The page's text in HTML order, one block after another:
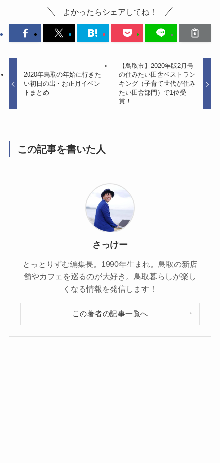
よかったらシェアしてね！
2020年鳥取の年始に行きた
い初日の出・お正月イベン
トまとめ
【鳥取市】2020年版2月号
の住みたい田舎ベストラン
キング（子育て世代が住み
たい田舎部門）で1位受
賞！
この記事を書いた人
さっけー
とっとりずむ編集長。1990年生まれ。鳥取の新店
舗やカフェを巡るのが大好き。鳥取暮らしが楽し
くなる情報を発信します！
この著者の記事一覧へ